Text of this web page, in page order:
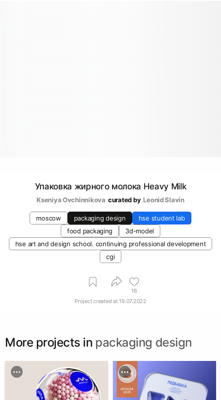
Упаковка жирного молока Heavy Milk
Kseniya Ovchinnikova curated by Leonid Slavin
moscow packaging design
hse student lab
food packaging
3d-model
hse art and design school. continuing professional development
cgi
16
Project created at19.07.2022
More projects in packaging design